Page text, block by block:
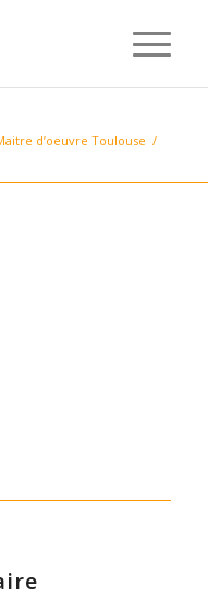
d’oeuvre Toulouse /